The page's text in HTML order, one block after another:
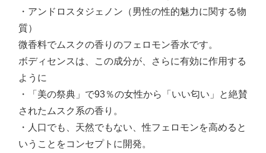
・アンドロスタジェノン（男性の性的魅力に関する物
質）
微香料でムスクの香りのフェロモン香水です。
ボディセンスは、この成分が、さらに有効に作用する
ように
・「美の祭典」で93％の女性から「いい匂い」と絶賛
されたムスク系の香り。
・人口でも、天然でもない、性フェロモンを高めると
いうことをコンセプトに開発。